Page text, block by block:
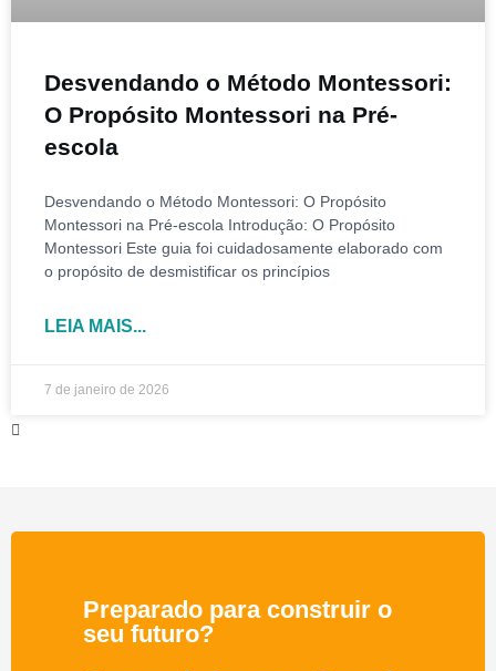
Desvendando o Método Montessori:
O Propósito Montessori na Pré-
escola
Desvendando o Método Montessori: O Propósito
Montessori na Pré-escola Introdução: O Propósito
Montessori Este guia foi cuidadosamente elaborado com
o propósito de desmistificar os princípios
LEIA MAIS...
7 de janeiro de 2026
Preparado para construir o
seu futuro?